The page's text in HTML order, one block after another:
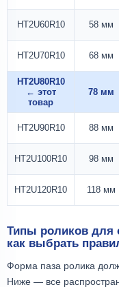
HT2U60R10 58 мм
HT2U70R10 68 мм
HT2U80R10
← этот
товар
78 мм
HT2U90R10 88 мм
HT2U100R10 98 мм
HT2U120R10 118 мм
Типы роликов для
как выбрать
Форма паза ролика
Ниже — все